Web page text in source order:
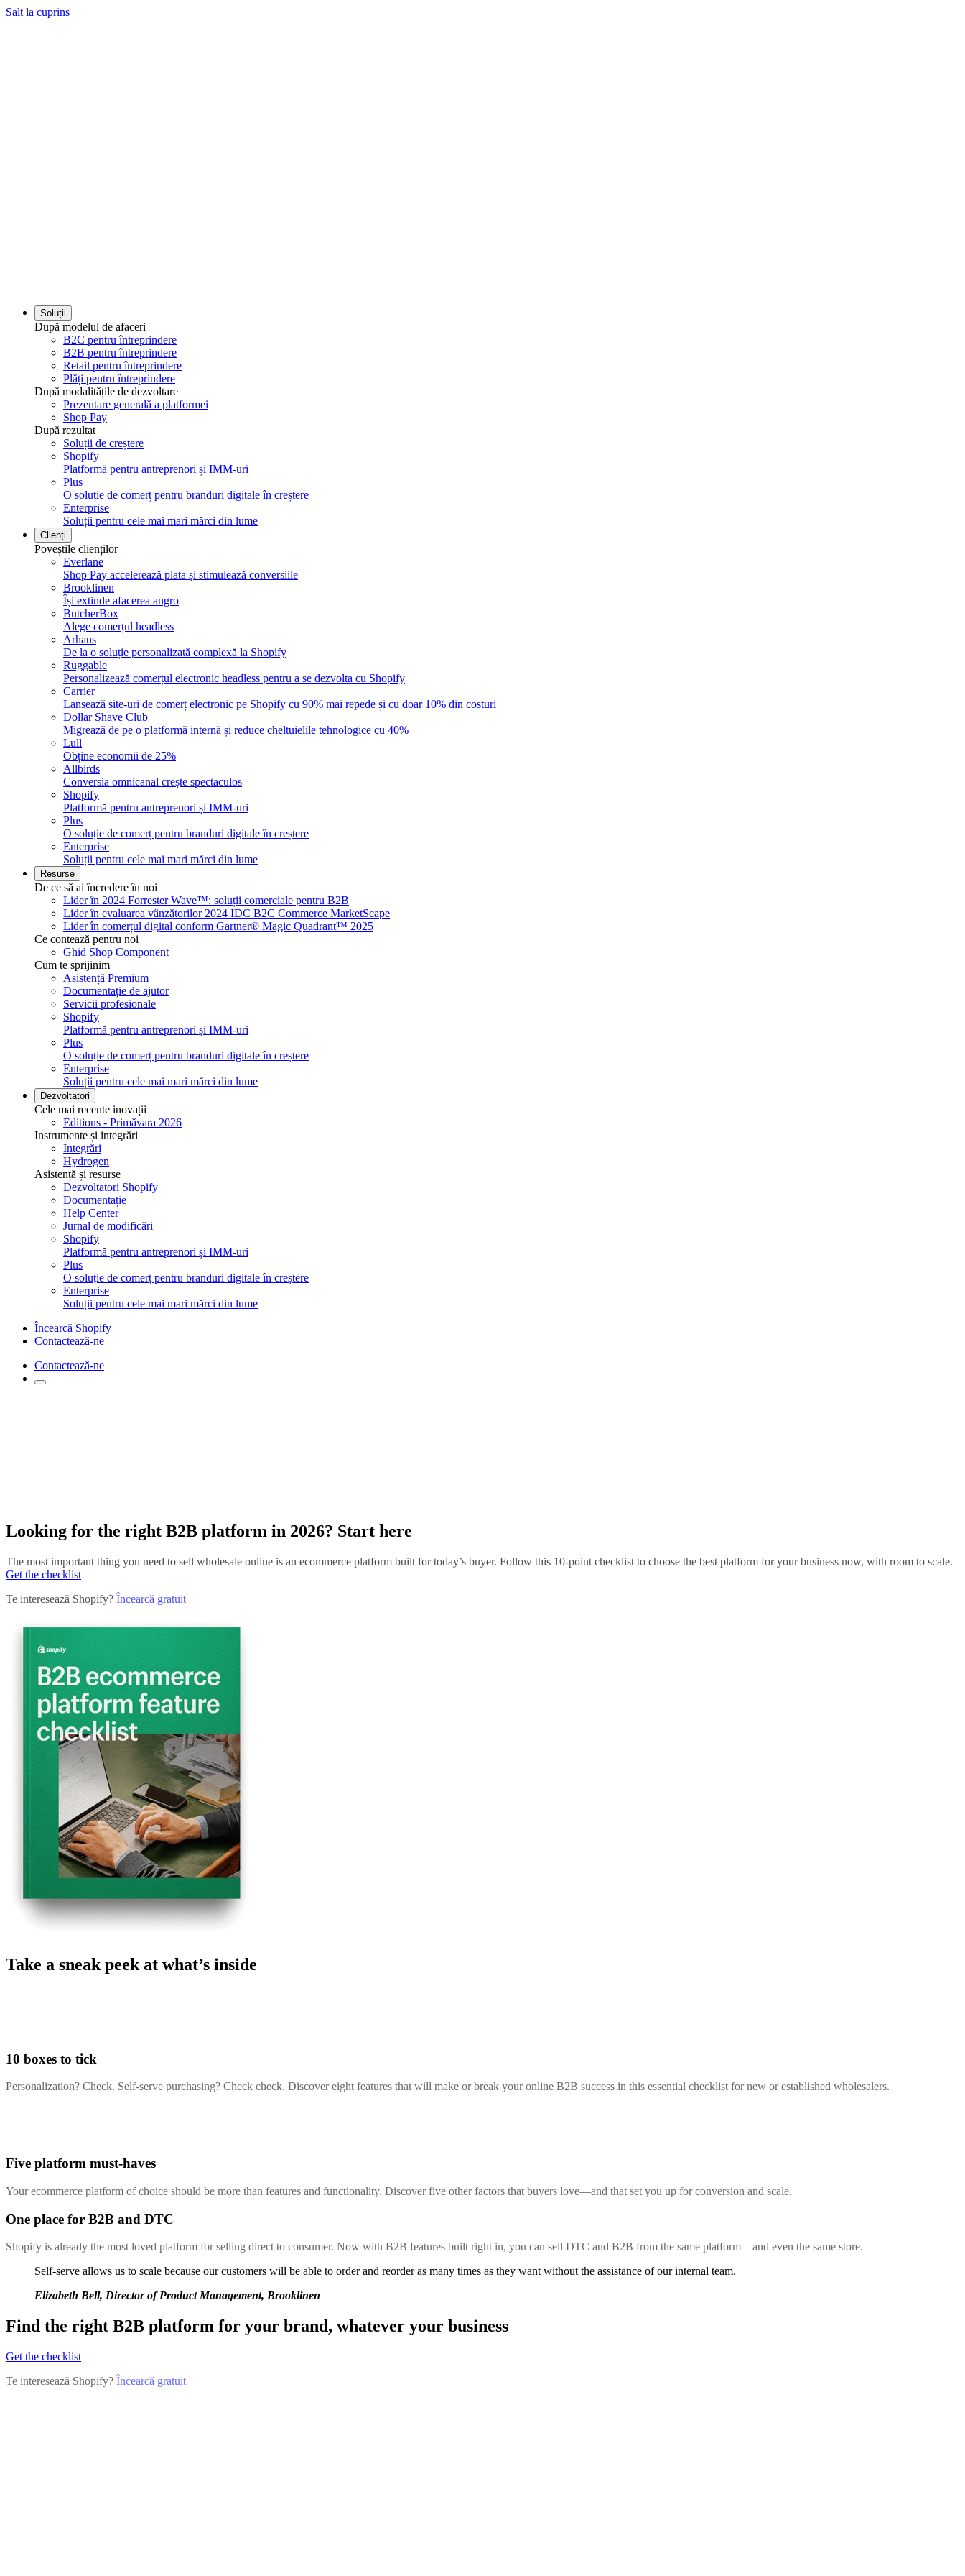
Salt la cuprins
Soluții
După modelul de afaceri
B2C pentru întreprindere
B2B pentru întreprindere
Retail pentru întreprindere
Plăți pentru întreprindere
După modalitățile de dezvoltare
Prezentare generală a platformei
Shop Pay
După rezultat
Soluții de creștere
Shopify
Platformă pentru antreprenori și IMM-uri
Plus
O soluție de comerț pentru branduri digitale în creștere
Enterprise
Soluții pentru cele mai mari mărci din lume
Clienți
Poveștile clienților
Everlane
Shop Pay accelerează plata și stimulează conversiile
Brooklinen
Își extinde afacerea angro
ButcherBox
Alege comerțul headless
Arhaus
De la o soluție personalizată complexă la Shopify
Ruggable
Personalizează comerțul electronic headless pentru a se dezvolta cu Shopify
Carrier
Lansează site-uri de comerț electronic pe Shopify cu 90% mai repede și cu doar 10% din costuri
Dollar Shave Club
Migrează de pe o platformă internă și reduce cheltuielile tehnologice cu 40%
Lull
Obține economii de 25%
Allbirds
Conversia omnicanal crește spectaculos
Shopify
Platformă pentru antreprenori și IMM-uri
Plus
O soluție de comerț pentru branduri digitale în creștere
Enterprise
Soluții pentru cele mai mari mărci din lume
Resurse
De ce să ai încredere în noi
Lider în 2024 Forrester Wave™: soluții comerciale pentru B2B
Lider în evaluarea vânzătorilor 2024 IDC B2C Commerce MarketScape
Lider în comerțul digital conform Gartner® Magic Quadrant™ 2025
Ce contează pentru noi
Ghid Shop Component
Cum te sprijinim
Asistență Premium
Documentație de ajutor
Servicii profesionale
Shopify
Platformă pentru antreprenori și IMM-uri
Plus
O soluție de comerț pentru branduri digitale în creștere
Enterprise
Soluții pentru cele mai mari mărci din lume
Dezvoltatori
Cele mai recente inovații
Editions - Primăvara 2026
Instrumente și integrări
Integrări
Hydrogen
Asistență și resurse
Dezvoltatori Shopify
Documentație
Help Center
Jurnal de modificări
Shopify
Platformă pentru antreprenori și IMM-uri
Plus
O soluție de comerț pentru branduri digitale în creștere
Enterprise
Soluții pentru cele mai mari mărci din lume
Încearcă Shopify
Contactează-ne
Contactează-ne
Looking for the right B2B platform in 2026? Start here
The most important thing you need to sell wholesale online is an ecommerce platform built for today’s buyer. Follow this 10-point checklist to choose the best platform for your business now, with room to scale.
Get the checklist
Te interesează Shopify? Încearcă gratuit
Take a sneak peek at what’s inside
10 boxes to tick
Personalization? Check. Self-serve purchasing? Check check. Discover eight features that will make or break your online B2B success in this essential checklist for new or established wholesalers.
Five platform must-haves
Your ecommerce platform of choice should be more than features and functionality. Discover five other factors that buyers love—and that set you up for conversion and scale.
One place for B2B and DTC
Shopify is already the most loved platform for selling direct to consumer. Now with B2B features built right in, you can sell DTC and B2B from the same platform—and even the same store.
Self-serve allows us to scale because our customers will be able to order and reorder as many times as they want without the assistance of our internal team.
Elizabeth Bell, Director of Product Management, Brooklinen
Find the right B2B platform for your brand, whatever your business
Get the checklist
Te interesează Shopify? Încearcă gratuit